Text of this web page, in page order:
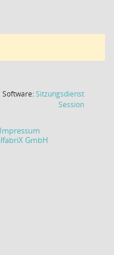
Software:Sitzungsdienst
Session(Wird in
Impressum
GmbH